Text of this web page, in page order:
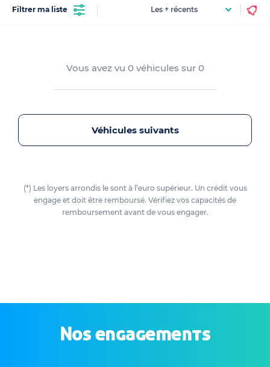
Filtrer ma liste
Vous avez vu 0 véhicules sur 0
Véhicules suivants
(*) Les loyers arrondis le sont à l’euro supérieur. Un crédit vous
engage et doit être remboursé. Vérifiez vos capacités de
remboursement avant de vous engager.
Nos engagements